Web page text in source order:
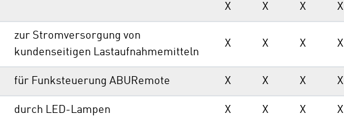
X X X X
zur Stromversorgung von
kundenseitigen Lastaufnahmemitteln
X X X X
für Funksteuerung ABURemote X X X X
durch LED-Lampen X X X X